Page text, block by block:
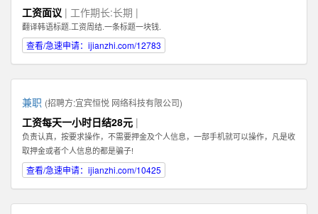
工资面议 | 工作期长:长期 |
翻译韩语标题.工资周结.一条标题一块钱.
查看/急速申请：ijianzhi.com/12783
兼职 (招聘方:宜宾恒悦 网络科技有限公司)
工资每天一小时日结28元 |
负责认真，按要求操作，不需要押金及个人信息，一部手机就可以操作，凡是收
取押金或者个人信息的都是骗子!
查看/急速申请：ijianzhi.com/10425